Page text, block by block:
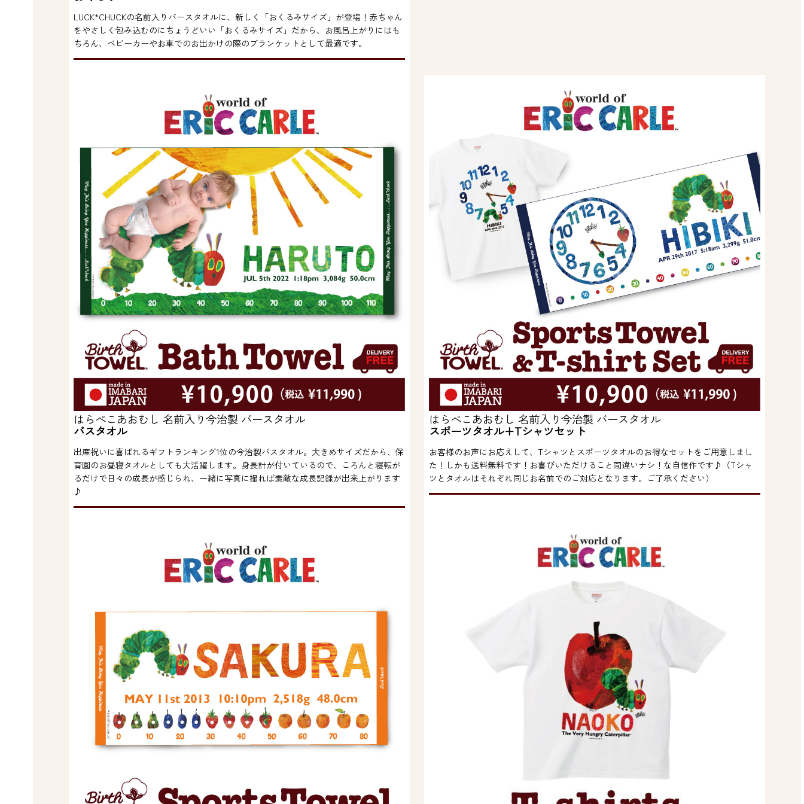
LUCK*CHUCKの名前入りバースタオルに、新しく「おくるみサイズ」が登場！赤ちゃん
をやさしく包み込むのにちょうどいい「おくるみサイズ」だから、お風呂上がりにはも
ちろん、ベビーカーやお車でのお出かけの際のブランケットとして最適です。
はらぺこあおむし 名前入り今治製 バースタオル
バスタオル
出産祝いに喜ばれるギフトランキング1位の今治製バスタオル。大きめサイズだから、保
育園のお昼寝タオルとしても大活躍します。身長計が付いているので、ころんと寝転が
るだけで日々の成長が感じられ、一緒に写真に撮れば素敵な成長記録が出来上がります
♪
はらぺこあおむし 名前入り今治製 バースタオル
スポーツタオル+Tシャツセット
お客様のお声にお応えして、Tシャツとスポーツタオルのお得なセットをご用意しまし
た！しかも送料無料です！お喜びいただけること間違いナシ！な自信作です♪（Tシャ
ツとタオルはそれぞれ同じお名前でのご対応となります。ご了承ください）